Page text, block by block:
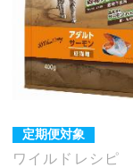
定期便対象
ワイルドレシピ